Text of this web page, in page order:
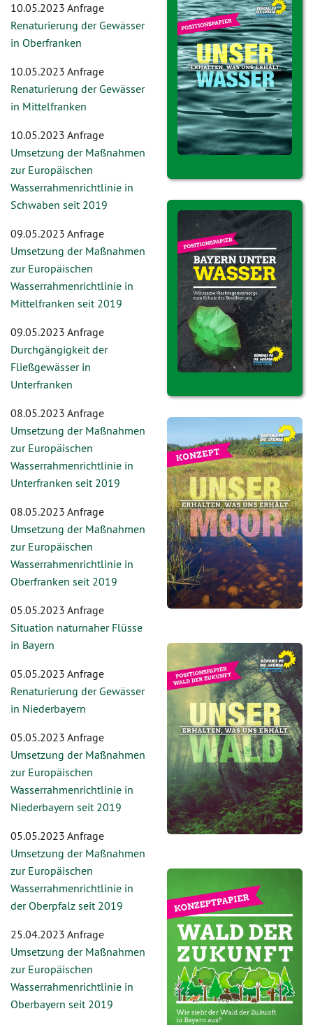
10.05.2023 Anfrage
Renaturierung der Gewässer
in Oberfranken
10.05.2023 Anfrage
Renaturierung der Gewässer
in Mittelfranken
10.05.2023 Anfrage
Umsetzung der Maßnahmen
zur Europäischen
Wasserrahmenrichtlinie in
Schwaben seit 2019
09.05.2023 Anfrage
Umsetzung der Maßnahmen
zur Europäischen
Wasserrahmenrichtlinie in
Mittelfranken seit 2019
09.05.2023 Anfrage
Durchgängigkeit der
Fließgewässer in
Unterfranken
08.05.2023 Anfrage
Umsetzung der Maßnahmen
zur Europäischen
Wasserrahmenrichtlinie in
Unterfranken seit 2019
08.05.2023 Anfrage
Umsetzung der Maßnahmen
zur Europäischen
Wasserrahmenrichtlinie in
Oberfranken seit 2019
05.05.2023 Anfrage
Situation naturnaher Flüsse
in Bayern
05.05.2023 Anfrage
Renaturierung der Gewässer
in Niederbayern
05.05.2023 Anfrage
Umsetzung der Maßnahmen
zur Europäischen
Wasserrahmenrichtlinie in
Niederbayern seit 2019
05.05.2023 Anfrage
Umsetzung der Maßnahmen
zur Europäischen
Wasserrahmenrichtlinie in
der Oberpfalz seit 2019
25.04.2023 Anfrage
Umsetzung der Maßnahmen
zur Europäischen
Wasserrahmenrichtlinie in
Oberbayern seit 2019